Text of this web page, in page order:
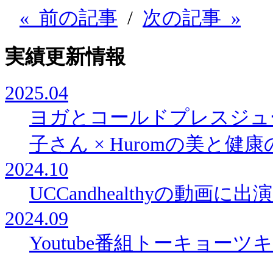
« 前の記事 / 次の記事 »
実績更新情報
2025.04
ヨガとコールドプレスジ
子さん × Huromの美と健
2024.10
UCCandhealthyの動画に出
2024.09
Youtube番組トーキョーツ